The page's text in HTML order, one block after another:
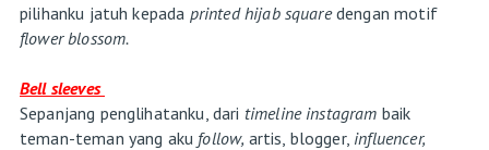
pilihanku jatuh kepada printed hijab squaredengan motif
flower blossom.
Bell sleeves
Sepanjang penglihatanku, dari timeline instagram baik
teman-teman yang aku follow, artis, blogger, influencer,